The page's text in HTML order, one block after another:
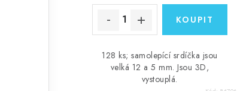
128 ks; samolepící srdíčka jsou
velká 12 a 5 mm. Jsou 3D,
vystouplá.